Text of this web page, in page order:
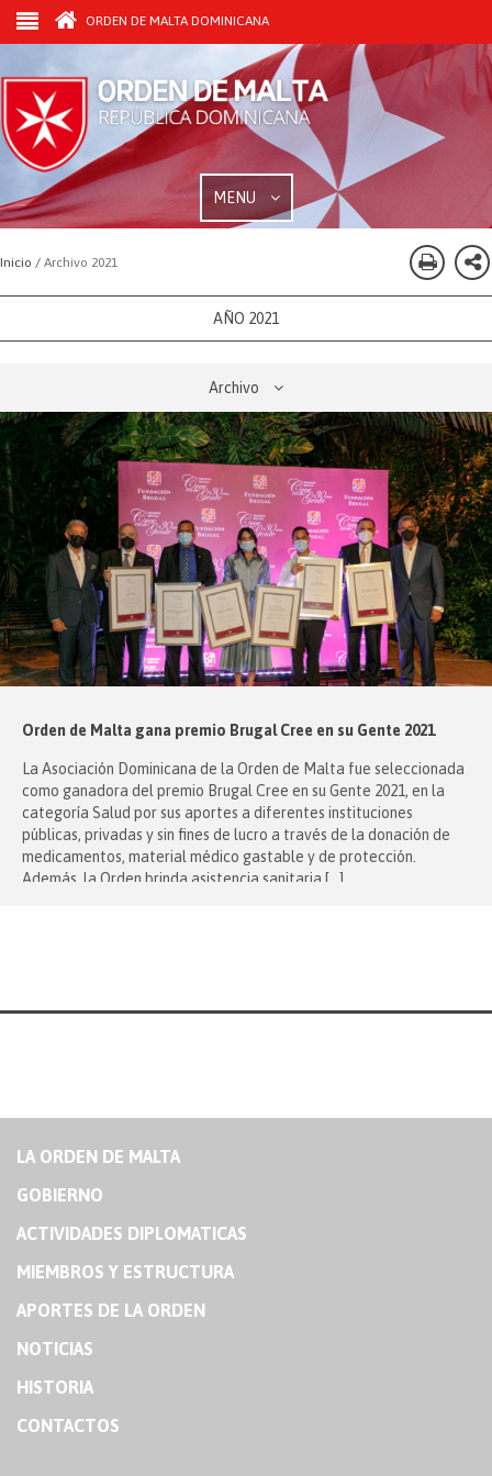
ORDEN DE MALTA DOMINICANA
MENU
Inicio / Archivo 2021
AÑO 2021
Archivo
Orden de Malta gana premio Brugal Cree en su Gente 2021
La Asociación Dominicana de la Orden de Malta fue seleccionada
como ganadora del premio Brugal Cree en su Gente 2021, en la
categoría Salud por sus aportes a diferentes instituciones
públicas, privadas y sin fines de lucro a través de la donación de
medicamentos, material médico gastable y de protección.
Además, la Orden brinda asistencia sanitaria […]
LA ORDEN DE MALTA
GOBIERNO
ACTIVIDADES DIPLOMATICAS
MIEMBROS Y ESTRUCTURA
APORTES DE LA ORDEN
NOTICIAS
HISTORIA
CONTACTOS